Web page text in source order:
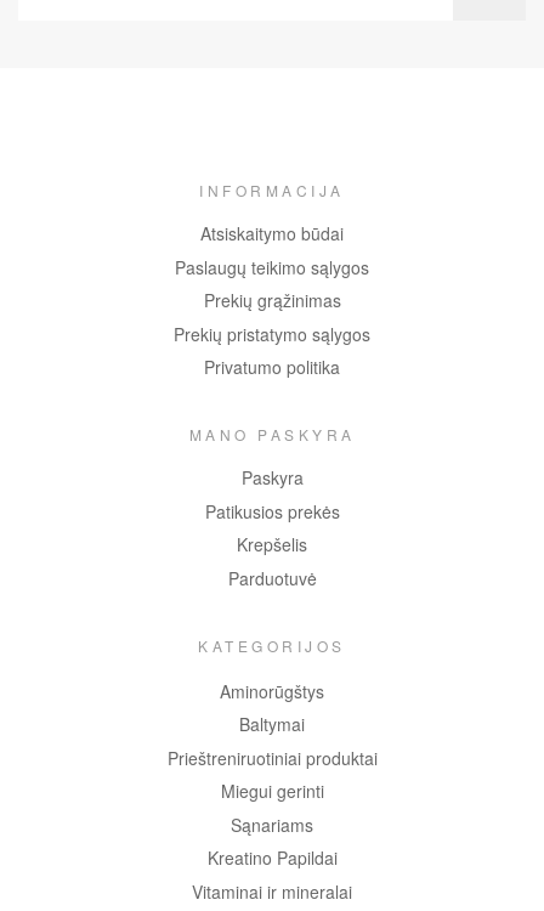
INFORMACIJA
Atsiskaitymo būdai
Paslaugų teikimo sąlygos
Prekių grąžinimas
Prekių pristatymo sąlygos
Privatumo politika
MANO PASKYRA
Paskyra
Patikusios prekės
Krepšelis
Parduotuvė
KATEGORIJOS
Aminorūgštys
Baltymai
Prieštreniruotiniai produktai
Miegui gerinti
Sąnariams
Kreatino Papildai
Vitaminai ir mineralai